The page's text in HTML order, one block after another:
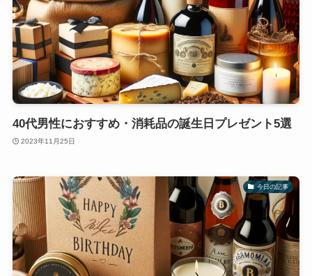
40代男性におすすめ・消耗品の誕生日プレゼント5選
2023年11月25日
今日の記事